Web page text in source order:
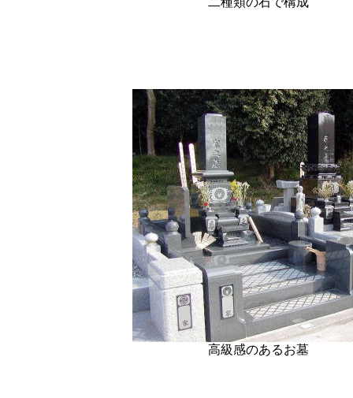
高級感のあるお墓